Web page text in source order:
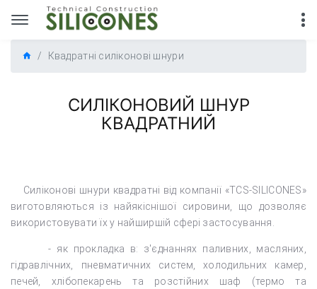
Квадратні силіконові шнури
СИЛІКОНОВИЙ ШНУР
КВАДРАТНИЙ
Силіконові шнури квадратні від компанії «TCS-SILICONES»
виготовляються із найякіснішої сировини, що дозволяє
використовувати їх у найширшій сфері застосування.
- як прокладка в: з'єднаннях паливних, масляних,
гідравлічних, пневматичних систем, холодильних камер,
печей, хлібопекарень та розстійних шаф (термо та